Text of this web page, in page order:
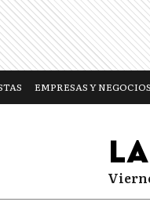
EMPRESAS Y NEGOCIOS